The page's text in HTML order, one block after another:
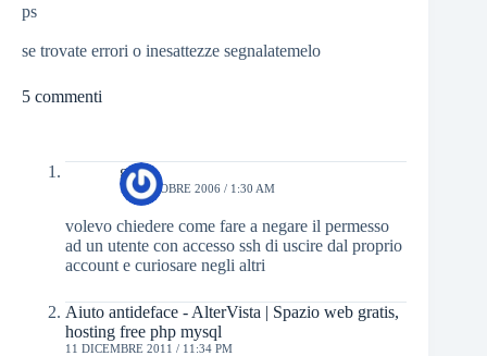
ps
se trovate errori o inesattezze segnalatemelo
5 commenti
guest
15 OTTOBRE 2006 / 1:30 AM
volevo chiedere come fare a negare il permesso
ad un utente con accesso ssh di uscire dal proprio
account e curiosare negli altri
Aiuto antideface - AlterVista | Spazio web gratis,
hosting free php mysql
11 DICEMBRE 2011 / 11:34 PM